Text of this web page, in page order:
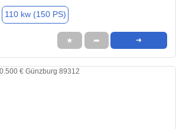
110 kw (150 PS)
★ ➦ ➜